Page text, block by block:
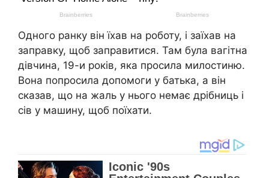
Одного ранку він їхав на роботу, і заїхав на
заправку, щоб заправитися. Там була вагітна
дівчина, 19-и років, яка просила милостиню.
Вона попросила допомоги у батька, а він
сказав, що на жаль у нього немає дрібниць і
сів у машину, щоб поїхати.